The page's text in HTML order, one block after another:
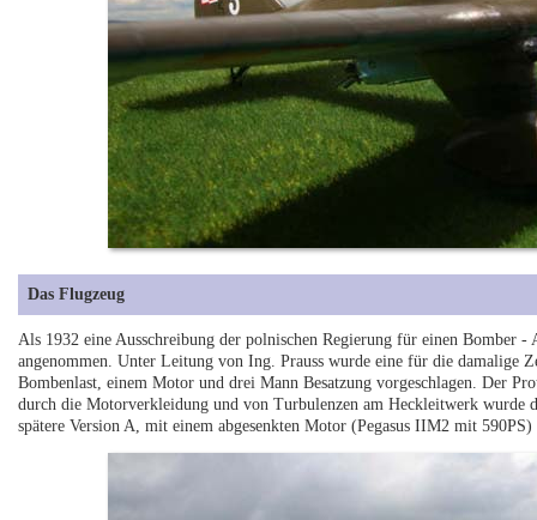
Das Flugzeug
Als 1932 eine Ausschreibung der polnischen Regierung für einen
angenommen. Unter Leitung von Ing. Prauss wurde eine für die damalige
Bombenlast, einem Motor und drei Mann Besatzung vorgeschlagen. Der
durch die Motorverkleidung und von Turbulenzen am Heckleitwerk wurde
spätere Version A, mit einem abgesenkten Motor (Pegasus IIM2 mit